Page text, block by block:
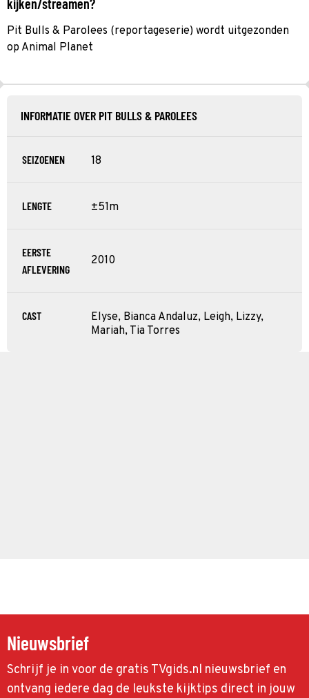
Pit Bulls & Parolees (reportageserie) wordt uitgezonden
op Animal Planet
INFORMATIE OVER PIT BULLS & PAROLEES
SEIZOENEN 18
LENGTE ±51m
EERSTE
AFLEVERING
2010
CAST
Elyse, Bianca Andaluz, Leigh, Lizzy,
Mariah, Tia Torres
Nieuwsbrief
Schrijf je in voor de gratis TVgids.nl nieuwsbrief en
ontvang iedere dag de leukste kijktips direct in jouw